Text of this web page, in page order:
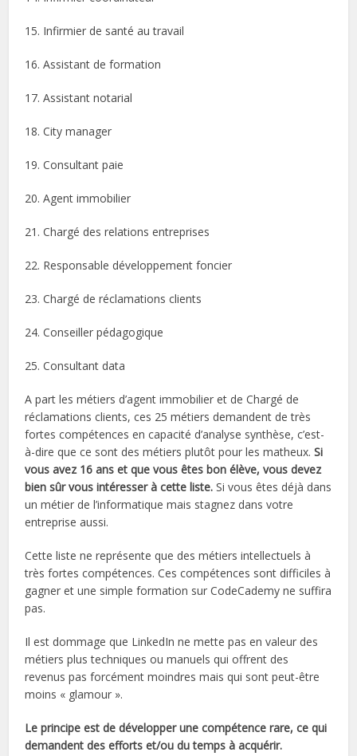
15. Infirmier de santé au travail
16. Assistant de formation
17. Assistant notarial
18. City manager
19. Consultant paie
20. Agent immobilier
21. Chargé des relations entreprises
22. Responsable développement foncier
23. Chargé de réclamations clients
24. Conseiller pédagogique
25. Consultant data
A part les métiers d’agent immobilier et de Chargé de
réclamations clients, ces 25 métiers demandent de très
fortes compétences en capacité d’analyse synthèse, c’est-
à-dire que ce sont des métiers plutôt pour les matheux.Si
vous avez 16 ans et que vous êtes bon élève, vous devez
bien sûr vous intéresser à cette liste. Si vous êtes déjà dans
un métier de l’informatique mais stagnez dans votre
entreprise aussi.
Cette liste ne représente que des métiers intellectuels à
très fortes compétences. Ces compétences sont difficiles à
gagner et une simple formation sur CodeCademy ne suffira
pas.
Il est dommage que LinkedIn ne mette pas en valeur des
métiers plus techniques ou manuels qui offrent des
revenus pas forcément moindres mais qui sont peut-être
moins « glamour ».
Le principe est de développer une compétence rare, ce qui
demandent des efforts et/ou du temps à acquérir.